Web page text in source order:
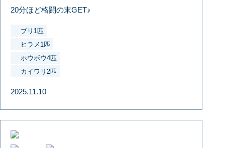
20分ほど格闘の末GET♪
ブリ1匹
ヒラメ1匹
ホウボウ4匹
カイワリ2匹
2025.11.10